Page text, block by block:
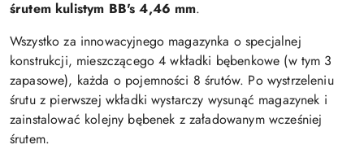
śrutem kulistym BB's 4,46 mm.
Wszystko za innowacyjnego magazynka o specjalnej
konstrukcji, mieszczącego 4 wkładki bębenkowe (w tym 3
zapasowe), każda o pojemności 8 śrutów. Po wystrzeleniu
śrutu z pierwszej wkładki wystarczy wysunąć magazynek i
zainstalować kolejny bębenek z załadowanym wcześniej
śrutem.